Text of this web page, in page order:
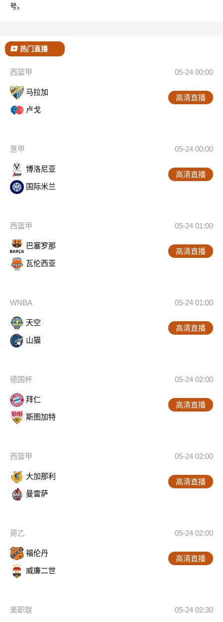
号。
热门直播
西篮甲 05-24 00:00
马拉加
卢戈
高清直播
意甲 05-24 00:00
博洛尼亚
国际米兰
高清直播
西篮甲 05-24 01:00
巴塞罗那
瓦伦西亚
高清直播
WNBA 05-24 01:00
天空
山猫
高清直播
德国杯 05-24 02:00
拜仁
斯图加特
高清直播
西篮甲 05-24 02:00
大加那利
曼雷萨
高清直播
荷乙 05-24 02:00
福伦丹
威廉二世
高清直播
美职联 05-24 02:30